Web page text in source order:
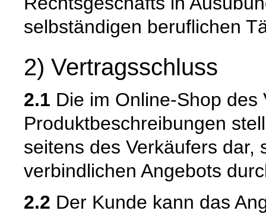
selbständigen beruflichen
2) Vertragsschluss
2.1 Die im Online-Shop
Produktbeschreibungen
seitens des Verkäufers dar,
verbindlichen Angebots
2.2 Der Kunde kann das